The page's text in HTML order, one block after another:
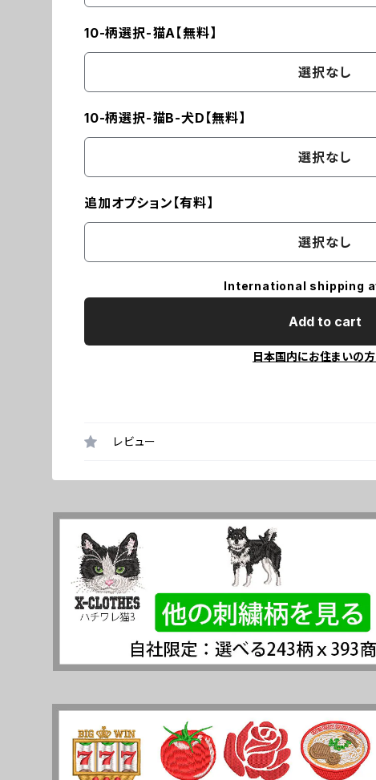
10-柄選択-猫A【無料】
選択なし
10-柄選択-猫B-犬D【無料】
選択なし
追加オプション【有料】
選択なし
International shipping
Add to cart
日本国内にお住まいの
レビュー